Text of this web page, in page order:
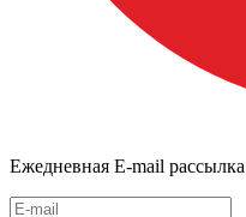
Ежедневная E-mail рассылка